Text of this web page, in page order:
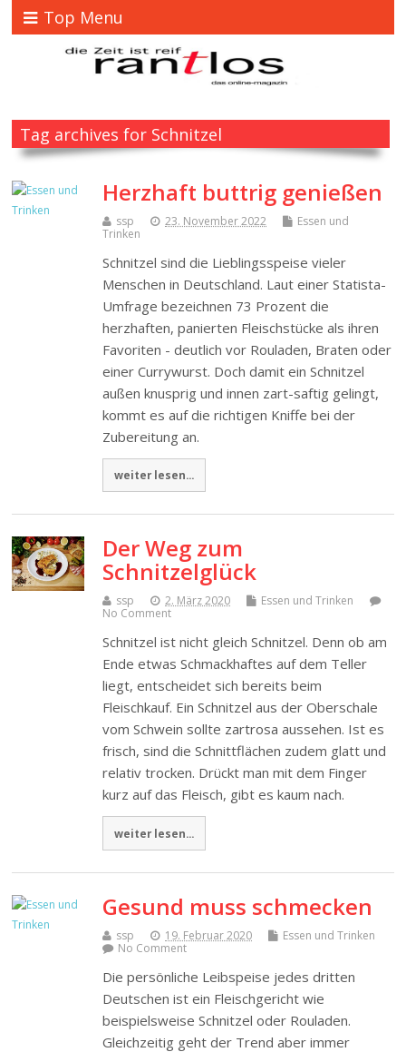
Top Menu
Tag archives for Schnitzel
Herzhaft buttrig genießen
ssp 23. November 2022
Essen und
Trinken
Schnitzel sind die Lieblingsspeise vieler
Menschen in Deutschland. Laut einer Statista-
Umfrage bezeichnen 73 Prozent die
herzhaften, panierten Fleischstücke als ihren
Favoriten - deutlich vor Rouladen, Braten oder
einer Currywurst. Doch damit ein Schnitzel
außen knusprig und innen zart-saftig gelingt,
kommt es auf die richtigen Kniffe bei der
Zubereitung an.
weiter lesen...
Der Weg zum
Schnitzelglück
ssp 2. März 2020
Essen und Trinken
No Comment
Schnitzel ist nicht gleich Schnitzel. Denn ob am
Ende etwas Schmackhaftes auf dem Teller
liegt, entscheidet sich bereits beim
Fleischkauf. Ein Schnitzel aus der Oberschale
vom Schwein sollte zartrosa aussehen. Ist es
frisch, sind die Schnittflächen zudem glatt und
relativ trocken. Drückt man mit dem Finger
kurz auf das Fleisch, gibt es kaum nach.
weiter lesen...
Gesund muss schmecken
ssp 19. Februar 2020
Essen und Trinken
No Comment
Die persönliche Leibspeise jedes dritten
Deutschen ist ein Fleischgericht wie
beispielsweise Schnitzel oder Rouladen.
Gleichzeitig geht der Trend aber immer